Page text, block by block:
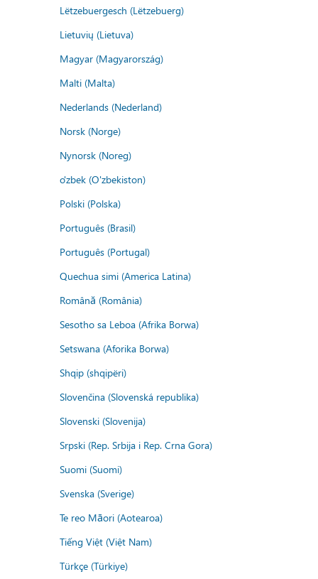
Lëtzebuergesch (Lëtzebuerg)
Lietuvių (Lietuva)
Magyar (Magyarország)
Malti (Malta)
Nederlands (Nederland)
Norsk (Norge)
Nynorsk (Noreg)
o'zbek (O'zbekiston)
Polski (Polska)
Português (Brasil)
Português (Portugal)
Quechua simi (America Latina)
Română (România)
Sesotho sa Leboa (Afrika Borwa)
Setswana (Aforika Borwa)
Shqip (shqipëri)
Slovenčina (Slovenská republika)
Slovenski (Slovenija)
Srpski (Rep. Srbija i Rep. Crna Gora)
Suomi (Suomi)
Svenska (Sverige)
Te reo Māori (Aotearoa)
Tiếng Việt (Việt Nam)
Türkçe (Türkiye)